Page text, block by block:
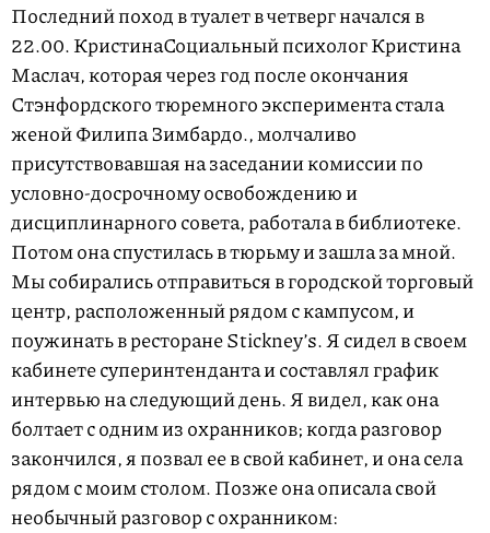
Последний поход в туалет в четверг начался в
22.00.КристинаСоциальный психолог Кристина
Маслач, которая через год после окончания
Стэнфордского тюремного эксперимента стала
женой Филипа Зимбардо., молчаливо
присутствовавшая на заседании комиссии по
условно-досрочному освобождению и
дисциплинарного совета, работала в библиотеке.
Потом она спустилась в тюрьму и зашла за мной.
Мы собирались отправиться в городской торговый
центр, расположенный рядом с кампусом, и
поужинать в ресторане Stickney’s. Я сидел в своем
кабинете суперинтенданта и составлял график
интервью на следующий день. Я видел, как она
болтает с одним из охранников; когда разговор
закончился, я позвал ее в свой кабинет, и она села
рядом с моим столом. Позже она описала свой
необычный разговор с охранником: